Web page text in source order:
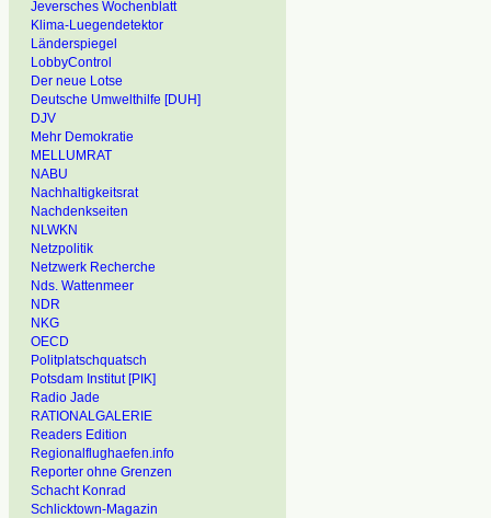
Jeversches Wochenblatt
Klima-Luegendetektor
Länderspiegel
LobbyControl
Der neue Lotse
Deutsche Umwelthilfe [DUH]
DJV
Mehr Demokratie
MELLUMRAT
NABU
Nachhaltigkeitsrat
Nachdenkseiten
NLWKN
Netzpolitik
Netzwerk Recherche
Nds. Wattenmeer
NDR
NKG
OECD
Politplatschquatsch
Potsdam Institut [PIK]
Radio Jade
RATIONALGALERIE
Readers Edition
Regionalflughaefen.info
Reporter ohne Grenzen
Schacht Konrad
Schlicktown-Magazin